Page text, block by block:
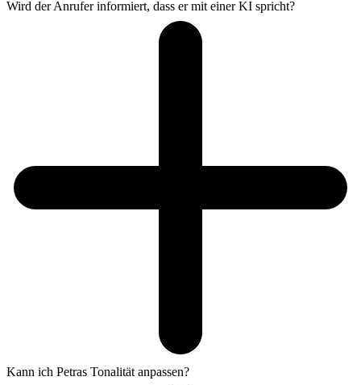
Wird der Anrufer informiert, dass er mit einer KI spricht?
Kann ich Petras Tonalität anpassen?